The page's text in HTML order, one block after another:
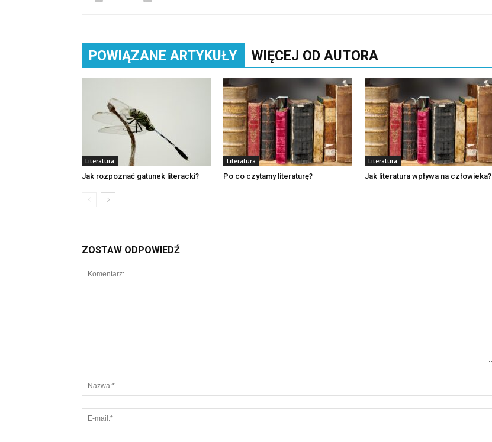
POWIĄZANE ARTYKUŁY WIĘCEJ OD AUTORA
Literatura
Jak rozpoznać gatunek literacki?
Literatura
Po co czytamy literaturę?
Literatura
Jak literatura wpływa na człowieka?
ZOSTAW ODPOWIEDŹ